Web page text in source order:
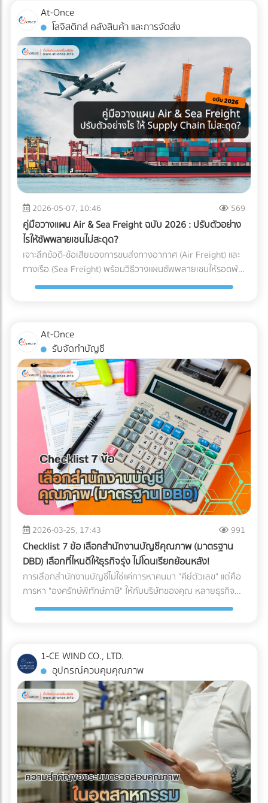
ป้องกันอุบัติเหตุ เหมาะกับใคร?: อาคารที่มีรูปทรงตัว L อยู่แล้ว,
คลังสินค้าที่ต้องการแยกประเภทรถบรรทุกขาเข้าและขาออกแบบ
เด็ดขาด (เช่น รถเทรลเลอร์ส่งของเข้าทางด้านหน้า รถกระบะรับ
ของออกทางด้านข้าง) เช็กลิสต์: เลือก Layout แบบไหนให้ตอบ
โจทย์ที่สุด? หากคุณกำลังจะสร้างคลังสินค้าใหม่ หรือรีโนเวทคลัง
เดิม ลองใช้ 3 คำถามนี้เป็นตัวกรองครับ: ลักษณะอาคารของคุณ
เป็นแบบไหน? (หากมีประตูฝั่งเดียว = บังคับตัว U, หากมีประตู
หน้า-หลัง = ทำตัว I ได้) คุณใช้รถโฟล์คลิฟต์กี่คัน? (ถ้างบจำกัด
และมีรถน้อย การใช้ผังตัว U จะช่วยให้บริหารการใช้รถโฟล์คลิฟต์
ได้คุ้มค่ากว่า) ความเร็วหรือพื้นที่ สำคัญกว่ากัน? (ตัว U เน้น
ประหยัดพื้นที่และยืดหยุ่น ส่วนตัว I เน้นความเร็วและลดคอขวด)
กำลังมองหาผู้เชี่ยวชาญด้านคลังสินค้าอยู่หรือเปล่า? การ
ออกแบบ Layout ที่ดีเป็นเพียงจุดเริ่มต้น การก่อสร้างโครงสร้าง
ที่แข็งแรง การติดตั้งชั้นวาง (Racking System) ที่ได้มาตรฐาน
และการวางระบบคลังสินค้า (WMS) คือฟันเฟืองที่ช่วยให้ธุรกิจ
ของคุณเติบโตอย่างมั่นคง หากคุณกำลังมองหา บริษัทรับเหมา
ก่อสร้างคลังสินค้า, ผู้ให้บริการออกแบบและติดตั้งระบบชั้นวาง
(Racking), หรือผู้ให้บริการ Logistics มืออาชีพ... ไม่ต้องเสีย
เวลาเสิร์ชหาให้ยุ่งยาก!
แต่ยังทำให้ข้อมูลวิ่งตรงเข้าสู่ระบบของสรรพากรอย่างแม่นยำและ
ไร้รอยต่อ 3. กระทบยอด (Reconcile) บัญชีและสต็อกสินค้า
อย่างสม่ำเสมอ ข้อผิดพลาดสุดคลาสสิกของ SME คือการ "ดอง
เอกสาร" ไว้ทำทีเดียวตอนสิ้นปี ซึ่งในยุคที่สรรพากรเห็นข้อมูล e-
Payment ของคุณแทบจะแบบ Real-time การรอแก้ปัญหาตอน
สิ้นปีถือว่าสายเกินไป วิธีแก้: ต้องทำการ "กระทบยอดบัญชี"
ระหว่าง Statement ธนาคาร กับสมุดบัญชีรายวันเป็นประจำ "ทุก
เดือน" รวมถึงต้องมีการนับสต็อกสินค้าให้ตรงกับตัวเลขในระบบ
อยู่เสมอ หากพบความผิดปกติจะได้ปรับปรุงแก้ไขได้ทันท่วงที 3
เหตุผลที่ธุรกิจยุค 2026 ขาด “สำนักงานบัญชีมืออาชีพ” ไม่ได้
การจ้างสำนักงานบัญชีที่ได้มาตรฐาน เป็นได้มากกว่าแค่งาน
ธุรการหรือผู้คีย์ข้อมูล ราคาที่ต้องจ่าย "ไม่ใช่ความสิ้นเปลือง แต่
คือการลงทุน" ที่ช่วยชี้ชะตาความอยู่รอดขององค์กรด้วย 3
เหตุผลหลัก ดังนี้: 1. เป็นเครื่องดักจับ Red Flags ก่อนถึงมือ AI
สรรพากร สำนักงานบัญชีมืออาชีพ (ที่มี CPA หรือ CPD ดูแล) จะ
ทำหน้าที่เป็น “แนวป้องกันแรก” ตรวจสอบความสอดคล้องของ
ตัวเลข (Reconciliation) เทียบเคียงสัดส่วนรายได้และค่าใช้จ่ายให้
สมเหตุสมผล และช่วยอุดรอยรั่วของข้อมูลก่อนยื่นต่อกรม
สรรพากร 2. เปลี่ยนผ่านการยื่นเอกสารกระดาษ สู่ Digital Tax
อย่างไร้รอยต่อ สำนักงานบัญชียุคใหม่จะมีเครื่องมือและ
ว่าข้อมูลทุกเส้นทางเงินถูกส่งเข้าระบบอย่างถูกต้อง 100% 3.
ยกระดับบทบาทสู่ "Virtual CFO" (ที่ปรึกษาทางการเงินส่วนตัว)
บทบาทของนักบัญชีในปี 2026 ไม่ได้จบแค่การปิดงบ แต่คนเก่งๆ
จะนำ Data มาวิเคราะห์เพื่อวางแผนกลยุทธ์ ไม่ว่าจะเป็นการหา
ช่องทางใช้สิทธิประโยชน์ทางภาษีอย่างถูกต้อง การประเมินผลกระ
ทบจากภาษีคาร์บอน (Carbon Tax) ไปจนถึงการจัดทำงบการเงิน
ให้พร้อมสำหรับการสเกลธุรกิจ บทสรุป: AI ไม่ได้ถูกสร้างมาเพื่อ
จับผิดคนทำถูก แต่สร้างมาเพื่อหา "ความย้อนแย้งของ Data"
ดังนั้น ตราบใดที่งบการเงินและเอกสารทางภาษีของคุณ
สอดคล้องกับความเป็นจริง AI ของสรรพากรก็ไม่ใช่เรื่องที่น่า
กลัวแต่อย่างใด ไม่แพ้คู่แข่ง ไม่พลาดเรื่องภาษี!
At-Once
โลจิสติกส์ คลังสินค้า และการจัดส่ง
2026-05-07, 10:46 569
คู่มือวางแผน Air & Sea Freight ฉบับ 2026 : ปรับตัวอย่าง
ไรให้ซัพพลายเชนไม่สะดุด?
เจาะลึกข้อดี-ข้อเสียของการขนส่งทางอากาศ (Air Freight) และ
ทางเรือ (Sea Freight) พร้อมวิธีวางแผนซัพพลายเชนให้รอดพ้น
ทุกวิกฤต ค้นหาพาร์ทเนอร์โลจิสติกส์ได้ที่ At-Once
At-Once
รับจัดทำบัญชี
2026-03-25, 17:43 991
Checklist 7 ข้อ เลือกสำนักงานบัญชีคุณภาพ (มาตรฐาน
DBD) เลือกที่ไหนดีให้ธุรกิจรุ่ง ไม่โดนเรียกย้อนหลัง!
การเลือกสำนักงานบัญชีไม่ใช่แค่การหาคนมา "คีย์ตัวเลข" แต่คือ
การหา "องครักษ์พิทักษ์ภาษี" ให้กับบริษัทของคุณ หลายธุรกิจ
ต้องปิดตัวลงหรือเสียกำไรมหาศาลเพียงเพราะการจัดการบัญชีที่
คุ้มค่าและปลอดภัยที่สุด
1-CE WIND CO., LTD.
อุปกรณ์ควบคุมคุณภาพ